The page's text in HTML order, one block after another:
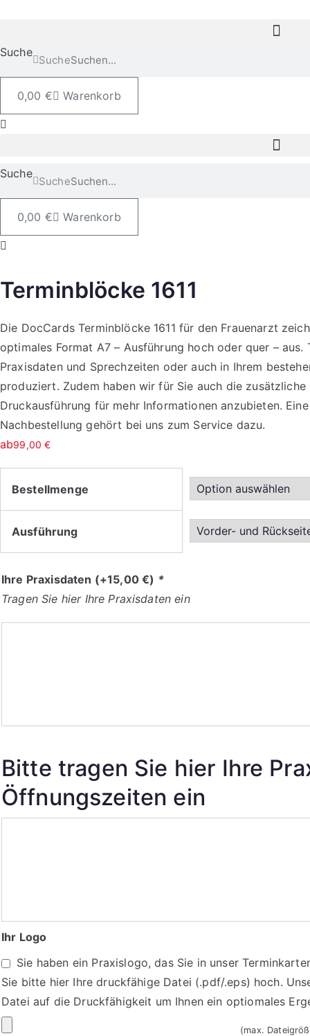
Suche
Suche
0,00 € Warenkorb
Suche
Suche
0,00 € Warenkorb
Terminblöcke 1611
Die DocCards Terminblöcke 1611 für den Frauenarzt
optimales Format A7 – Ausführung hoch oder quer –
Praxisdaten und Sprechzeiten oder auch in Ihrem
produziert. Zudem haben wir für Sie auch die
Druckausführung für mehr Informationen anzubieten.
Nachbestellung gehört bei uns zum Service dazu.
ab99,00€
Bestellmenge
Ausführung
Ihre Praxisdaten (+15,00€) *
Tragen Sie hier Ihre Praxisdaten ein
Bitte tragen Sie hier Ihre
Öffnungszeiten ein
Praxisdaten/
Öffnungszeiten
ein
Ihr Logo
Sie haben ein Praxislogo, das Sie in unser
Sie bitte hier Ihre druckfähige Datei (.pdf/.eps) hoch.
Datei auf die Druckfähigkeit um Ihnen ein optiomales
(max.